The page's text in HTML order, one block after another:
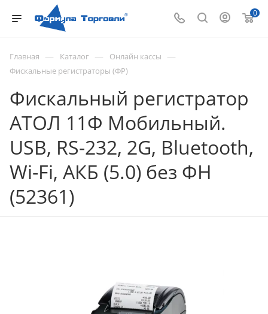
0
Главная — Каталог — Онлайн кассы —
Фискальные регистраторы (ФР)
Фискальный регистратор
АТОЛ 11Ф Мобильный.
USB, RS-232, 2G, Bluetooth,
Wi-Fi, АКБ (5.0) без ФН
(52361)